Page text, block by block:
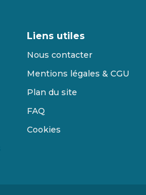
Liens utiles
Nous contacter
Mentions légales & CGU
Plan du site
FAQ
Cookies